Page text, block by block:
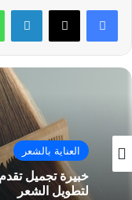
فيسبوك لينكدإن
العناية بالشعر
خبيرة تجميل
لتطويل الشعر